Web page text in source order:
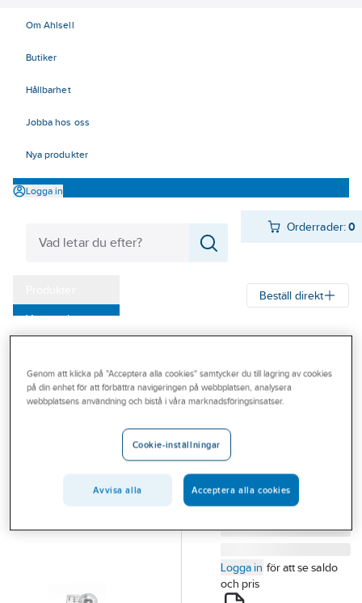
Om Ahlsell
Butiker
Hållbarhet
Jobba hos oss
Nya produkter
Logga in
Orderrader:0
Varumärken
Outlet
Branscher
Beställ direkt
Relä LR210, RFID
LR210 RELÄ V2
Lev. artikelnr:
Logga in för att se saldo
och pris
Genom att klicka på "Acceptera alla cookies" samtycker du till lagring av cookies
på din enhet för att förbättra navigeringen på webbplatsen, analysera
webbplatsens användning och bistå i våra marknadsföringsinsatser.
Cookie-inställningar
Avvisa alla Acceptera alla cookies